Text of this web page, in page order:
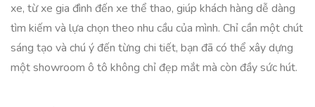
xe, từ xe gia đình đến xe thể thao, giúp khách hàng dễ dàng
tìm kiếm và lựa chọn theo nhu cầu của mình. Chỉ cần một chút
sáng tạo và chú ý đến từng chi tiết, bạn đã có thể xây dựng
một showroom ô tô không chỉ đẹp mắt mà còn đầy sức hút.